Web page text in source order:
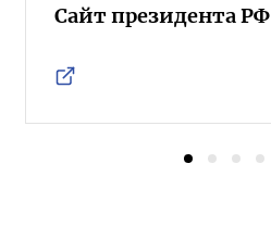
Сайт президента РФ